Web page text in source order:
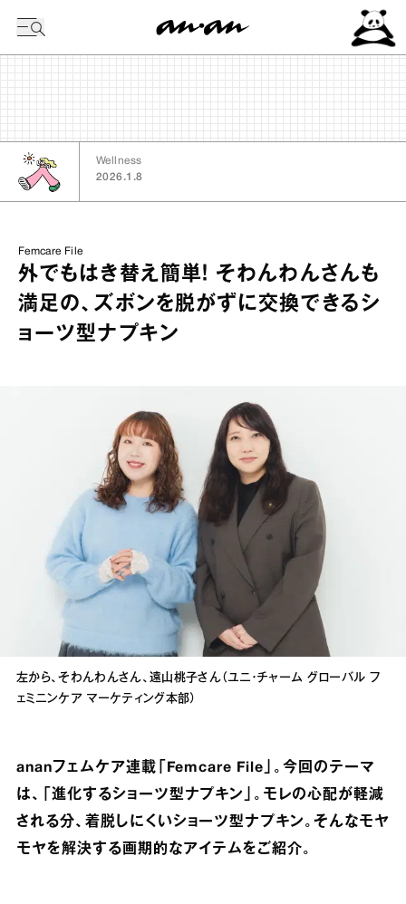
Wellness
2026.1.8
Femcare File
外でもはき替え簡単！ そわんわんさんも
満足の、ズボンを脱がずに交換できるシ
ョーツ型ナプキン
左から、そわんわんさん、遠山桃子さん（ユニ・チャーム グローバル フ
ェミニンケア マーケティング本部）
ananフェムケア連載「Femcare File」。今回のテーマ
は、「進化するショーツ型ナプキン」。モレの心配が軽減
される分、着脱しにくいショーツ型ナプキン。そんなモヤ
モヤを解決する画期的なアイテムをご紹介。